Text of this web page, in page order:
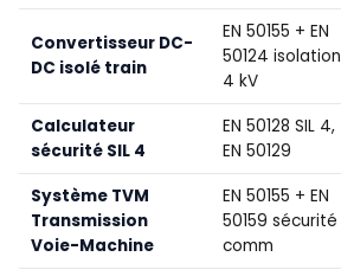
Convertisseur DC-
DC isolé train
EN 50155 + EN
50124 isolation
4 kV
Calculateur
sécurité SIL 4
EN 50128 SIL 4,
EN 50129
Système TVM
Transmission
Voie-Machine
EN 50155 + EN
50159 sécurité
comm